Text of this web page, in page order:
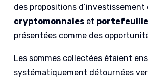
des propositions d’investissement
cryptomonnaies et
présentées comme des
Les sommes collectées étaient
systématiquement détournées